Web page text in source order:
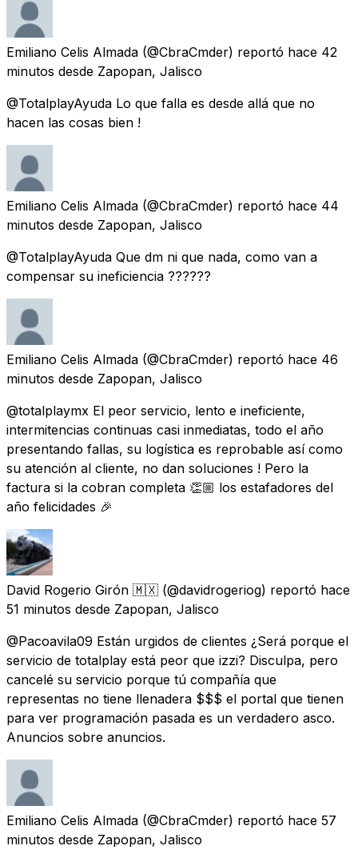
Emiliano Celis Almada (@CbraCmder) reportó hace 42
minutos desde Zapopan, Jalisco
@TotalplayAyuda Lo que falla es desde allá que no
hacen las cosas bien !
Emiliano Celis Almada (@CbraCmder) reportó hace 44
minutos desde Zapopan, Jalisco
@TotalplayAyuda Que dm ni que nada, como van a
compensar su ineficiencia ??????
Emiliano Celis Almada (@CbraCmder) reportó hace 46
minutos desde Zapopan, Jalisco
@totalplaymx El peor servicio, lento e ineficiente,
intermitencias continuas casi inmediatas, todo el año
presentando fallas, su logística es reprobable así como
su atención al cliente, no dan soluciones ! Pero la
factura si la cobran completa 👏🏼 los estafadores del
año felicidades 🎉
David Rogerio Girón 🇲🇽 (@davidrogeriog) reportó hace
51 minutos desde Zapopan, Jalisco
@Pacoavila09 Están urgidos de clientes ¿Será porque el
servicio de totalplay está peor que izzi? Disculpa, pero
cancelé su servicio porque tú compañía que
representas no tiene llenadera $$$ el portal que tienen
para ver programación pasada es un verdadero asco.
Anuncios sobre anuncios.
Emiliano Celis Almada (@CbraCmder) reportó hace 57
minutos desde Zapopan, Jalisco